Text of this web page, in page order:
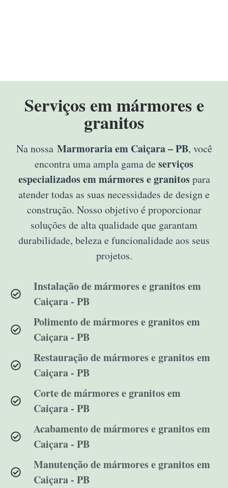
Serviços em mármores e
granitos
Na nossa Marmoraria em Caiçara – PB, você
encontra uma ampla gama de serviços
especializados em mármores e granitospara
atender todas as suas necessidades de design e
construção. Nosso objetivo é proporcionar
soluções de alta qualidade que garantam
durabilidade, beleza e funcionalidade aos seus
projetos.
Instalação de mármores e granitos em
Caiçara - PB
Polimento de mármores e granitos em
Caiçara - PB
Restauração de mármores e granitos em
Caiçara - PB
Corte de mármores e granitos em
Caiçara - PB
Acabamento de mármores e granitos em
Caiçara - PB
Manutenção de mármores e granitos em
Caiçara - PB